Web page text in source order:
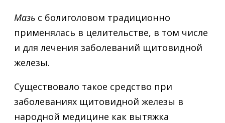
Мазь с болиголовом традиционно
применялась в целительстве, в том числе
и для лечения заболеваний щитовидной
железы.
Существовало такое средство при
заболеваниях щитовидной железы в
народной медицине как вытяжка